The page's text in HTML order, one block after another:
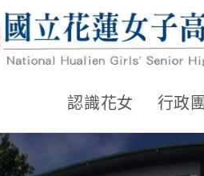
認識花女 行政